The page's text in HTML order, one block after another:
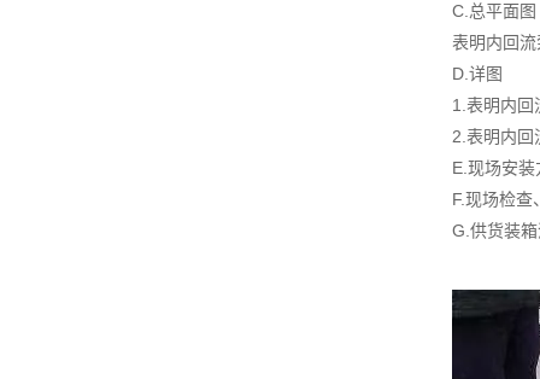
C.总平面图
表明内回
D.详图
1.表明内回
2.表明内回
E.现场安
F.现场检查
G.供货装